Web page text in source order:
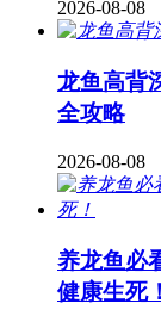
2026-08-08
龙鱼高背
全攻略
2026-08-08
养龙鱼必
健康生死！